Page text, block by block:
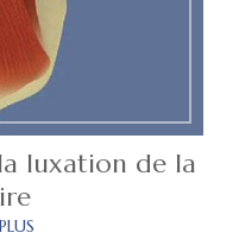
luxation de la